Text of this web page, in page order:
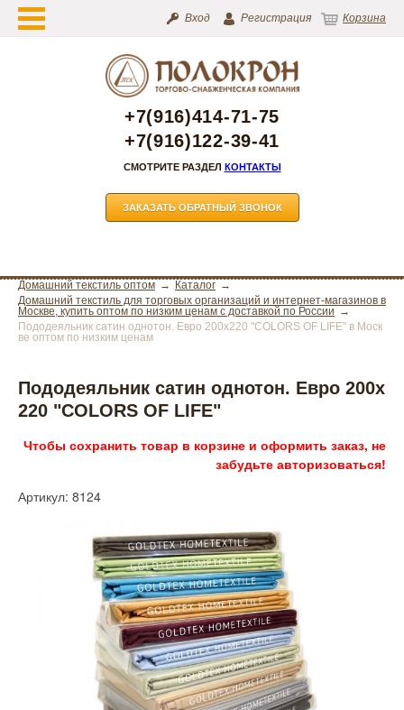
Вход Регистрация Корзина
+7(916)414-71-75
+7(916)122-39-41
СМОТРИТЕ РАЗДЕЛ КОНТАКТЫ
ЗАКАЗАТЬ ОБРАТНЫЙ ЗВОНОК
Домашний текстиль оптом
Каталог
Домашний текстиль для торговых организаций и интернет-магазинов в
Москве, купить оптом по низким ценам с доставкой по России
Пододеяльник сатин однотон. Евро 200х220 "COLORS OF LIFE" в Моск
ве оптом по низким ценам
Пододеяльник сатин однотон. Евро 200х
220 "COLORS OF LIFE"
Чтобы сохранить товар в корзине и оформить заказ, не
забудьте авторизоваться!
Артикул: 8124